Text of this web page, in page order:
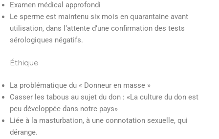
Examen médical approfondi
Le sperme est maintenu six mois en quarantaine avant
utilisation, dans l’attente d’une confirmation des tests
sérologiques négatifs.
Éthique
La problématique du « Donneur en masse »
Casser les tabous au sujet du don : «La culture du don est
peu développée dans notre pays»
Liée à la masturbation, à une connotation sexuelle, qui
dérange.